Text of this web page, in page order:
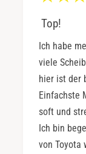
Top!
Ich habe
viele
hier ist der
Einfachste
soft und
Ich bin
von Toyota